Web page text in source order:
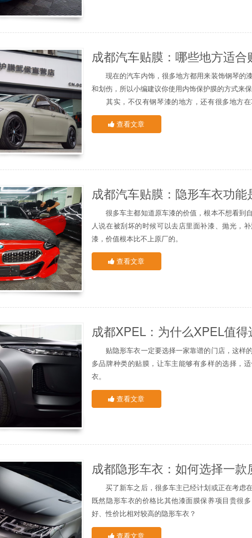
小时，但是贴车衣却需要2天左右，很多车主都很纳
剪、贴膜、包边等一系列行动，异常磨练师傅的细
业度，为此耗时较长，也是一个慢工出细活的过程。
05.为什么需要深层清洁漆面，然后才能车身贴
成都车身贴膜就跟我们护肤一样，在护肤之前
层乃至是底漆层将会产生直接暴露在空气中，没有
如不能及时有效处理，那么时间一久，它就会发生
后整理洁净了，漆层也没有了之前的光泽了。
其次，如果不定期对汽车漆上蜡，也会造成汽
漆是汽车车身的保养层一样，蜡也是汽车漆的保养层
打了蜡的汽车减少了汽车接触酸雨或其他腐蚀性
泽度，但是紫外线对车漆是有害的。如果车漆长时
因此，停车必须在阴凉或背光的地方进行，以避
现在我们许多车主会挑选给车贴隐形车衣，不管
太阳，隐形车衣可以阻挡一部分环境天气对车身的
可是对于咱们也要需要注意车衣的适配度，假如
对车漆造成损伤，进而影响车漆的光泽度。
成都汽车贴膜：哪些地方适合
现在的汽车内饰，很多地方都用来装饰钢琴的
和划伤，所以小编建议你使用内饰保护膜的方式来保
其实，不仅有钢琴漆的地方，还有很多地方在
护，今天小编给你列举一些，看看哪些地方适合贴膜
可以贴膜的。
仪表盘区域
该受到膜的保护，这也有助于我们清楚地观察。
排档区
自动挡汽车的排挡区域，即使我们没有钢琴烤漆
都是有镜面屏用来显示车辆所处的实时档位的，这
比较高的，所以建议贴膜保护。
排出风口有显示不同温度的小屏幕，有的也加有漆
车门内侧装饰条
有的车型的车门内侧有漆面装饰条，一般来说
域，这个地方同样是一个容易刮擦的地方，所以把
贴膜
查看文章
很多车主都知道原车漆的价值，根本不想看到
人说在被刮坏的时候可以去店里面补漆、抛光，
漆，价值根本比不上原厂的。
另外，还有的车主选择抛光，但是抛光之后就会
漆面越来越薄，这也是在损害车漆。
1、预防外部环境的损害
将面临冰雹、酸雨、灰尘、鸟粪等，这会严重损坏
好的防止这些。
贴了隐形车衣之后，可以让你在夏天炎热的天气
在蒸笼里面开车。
相当于就是给你的汽车穿上隐形的盔甲，隔绝
有时有人不小心给你划伤，也许有些熊孩子造成
3、车辆保值
当你以后后想要换车时，车主可能会车卖给二
的估价通常较低，如果你有隐形车衣，成都汽车贴膜
会增强车身的亮度，卖车的价格自然也会高一些的。
查看文章
成都XPEL：为什么XPEL值得
贴隐形车衣一定要选择一家靠谱的门店，这样
多品牌种类的贴膜，让车主能够有多样的选择，
衣。
其中在成都的车主们都知道，成都的汽车贴膜门
小编要给大家推荐的XPEL也是其中一家，那为什么
很多种类型的。
就当然要选择专业的贴膜店。
所以，如果你看中的门店，店内售卖产品就是
和玻璃膜)，那么这家店就是专业贴膜店，如果在你
下去，说明技术口碑都还不错。
查看文章
买了新车之后，很多车主已经计划或正在考虑
既然隐形车衣的价格比其他漆面膜保养项目贵很
好、性价比相对较高的隐形车衣？
这里用很简单的几种方式，来帮车主们做出选择
查看文章